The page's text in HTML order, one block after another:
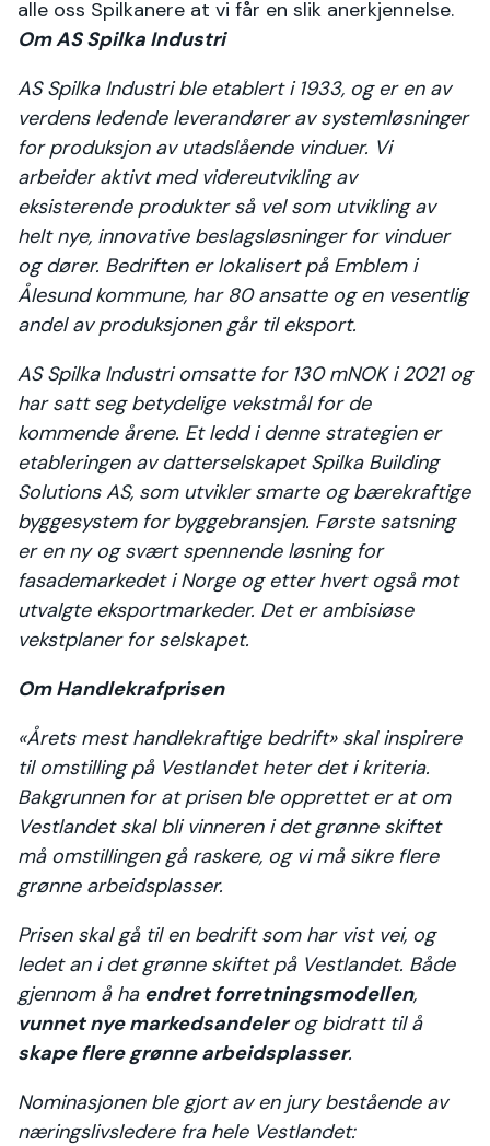
alle oss Spilkanere at vi får en slik anerkjennelse.
Om AS Spilka Industri
AS Spilka Industri ble etablert i 1933, og er en av
verdens ledende leverandører av systemløsninger
for produksjon av utadslående vinduer. Vi
arbeider aktivt med videreutvikling av
eksisterende produkter så vel som utvikling av
helt nye, innovative beslagsløsninger for vinduer
og dører. Bedriften er lokalisert på Emblem i
Ålesund kommune, har 80 ansatte og en vesentlig
andel av produksjonen går til eksport.
AS Spilka Industri omsatte for 130 mNOK i 2021 og
har satt seg betydelige vekstmål for de
kommende årene. Et ledd i denne strategien er
etableringen av datterselskapet Spilka Building
Solutions AS, som utvikler smarte og bærekraftige
byggesystem for byggebransjen. Første satsning
er en ny og svært spennende løsning for
fasademarkedet i Norge og etter hvert også mot
utvalgte eksportmarkeder. Det er ambisiøse
vekstplaner for selskapet.
Om Handlekrafprisen
«Årets mest handlekraftige bedrift» skal inspirere
til omstilling på Vestlandet heter det i kriteria.
Bakgrunnen for at prisen ble opprettet er at om
Vestlandet skal bli vinneren i det grønne skiftet
må omstillingen gå raskere, og vi må sikre flere
grønne arbeidsplasser.
Prisen skal gå til en bedrift som har vist vei, og
ledet an i det grønne skiftet på Vestlandet. Både
gjennom å ha endret forretningsmodellen,
vunnet nye markedsandelerog bidratt til å
skape flere grønne arbeidsplasser.
Nominasjonen ble gjort av en jury bestående av
næringslivsledere fra hele Vestlandet: